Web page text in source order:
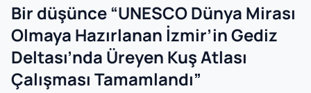
Bir düşünce “UNESCO Dünya Mirası
Olmaya Hazırlanan İzmir’in Gediz
Deltası’nda Üreyen Kuş Atlası
Çalışması Tamamlandı”